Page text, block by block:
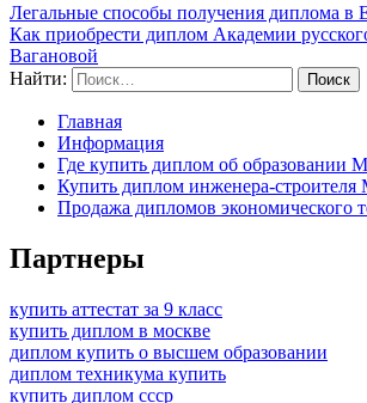
Легальные способы получения диплома в
Как приобрести диплом Академии
Вагановой
Найти:
Главная
Информация
Где купить диплом об образовании
Купить диплом инженера-строителя
Продажа дипломов экономического
Партнеры
купить аттестат за 9 класс
купить диплом в москве
диплом купить о высшем образовании
диплом техникума купить
купить диплом ссср